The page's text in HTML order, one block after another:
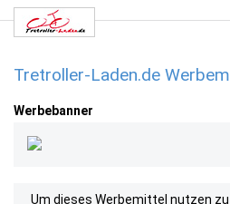
Tretroller-Laden.de
Werbebanner
Um dieses Werbemittel nutzen